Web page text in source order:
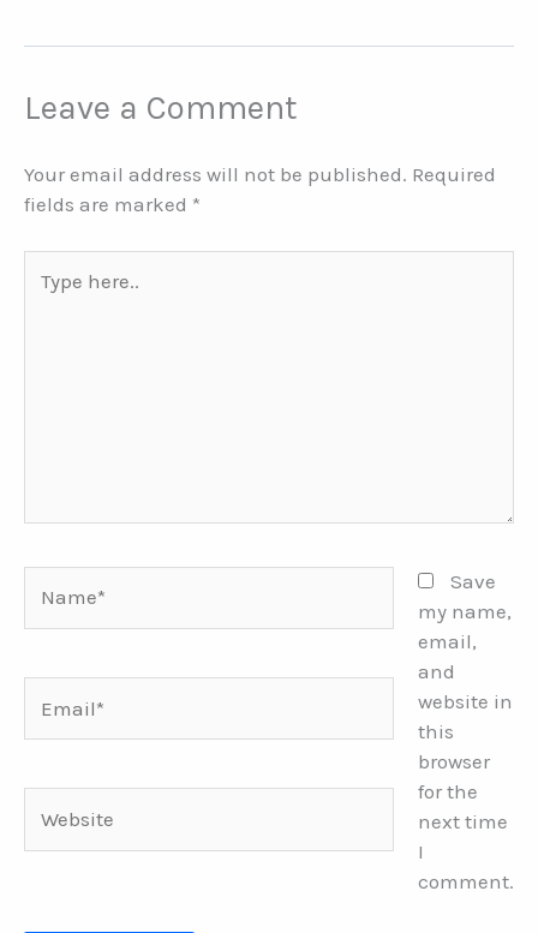
Leave a Comment
Your email address will not be published. Required
fields are marked *
here..
Save
my name,
email,
and
website in
this
browser
for the
next time
I
comment.